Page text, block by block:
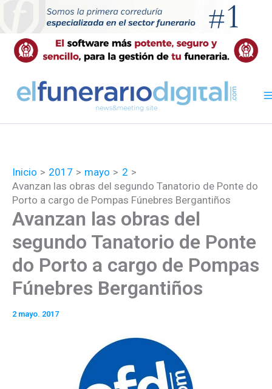
contenido
Inicio 2017 mayo
2
Avanzan las obras del segundo Tanatorio de Ponte do
Porto a cargo de Pompas Fúnebres Bergantiños
Avanzan las obras del
segundo Tanatorio de Ponte
do Porto a cargo de Pompas
Fúnebres Bergantiños
2 mayo. 2017